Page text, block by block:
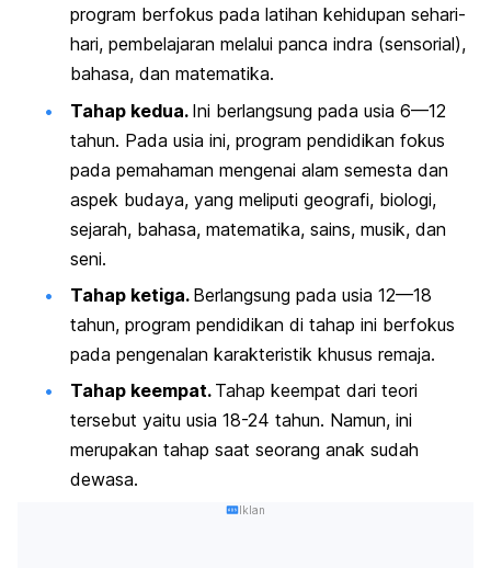
program berfokus pada latihan kehidupan sehari-
hari, pembelajaran melalui panca indra (sensorial),
bahasa, dan matematika.
Tahap kedua. Ini berlangsung pada usia 6—12
tahun. Pada usia ini, program pendidikan fokus
pada pemahaman mengenai alam semesta dan
aspek budaya, yang meliputi geografi, biologi,
sejarah, bahasa, matematika, sains, musik, dan
seni.
Tahap ketiga. Berlangsung pada usia 12—18
tahun, program pendidikan di tahap ini berfokus
pada pengenalan karakteristik khusus remaja.
Tahap keempat. Tahap keempat dari teori
tersebut yaitu usia 18-24 tahun. Namun, ini
merupakan tahap saat seorang anak sudah
dewasa.
Iklan